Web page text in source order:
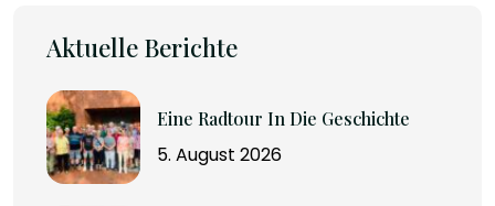
Aktuelle Berichte
Eine Radtour In Die Geschichte
5. August 2026